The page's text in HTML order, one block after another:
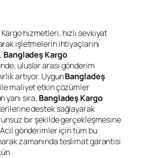
hizmetleri, hızlı sevkiyat
işletmelerin ihtiyaçlarını
Bangladeş Kargo
uluslar arası gönderim
artıyor. UygunBangladeş
ile maliyet etkin çözümler
yanı sıra, Bangladeş Kargo
destek sağlayarak
bir şekilde gerçekleşmesine
Acil gönderimler için tüm bu
zamanında teslimat garantisi